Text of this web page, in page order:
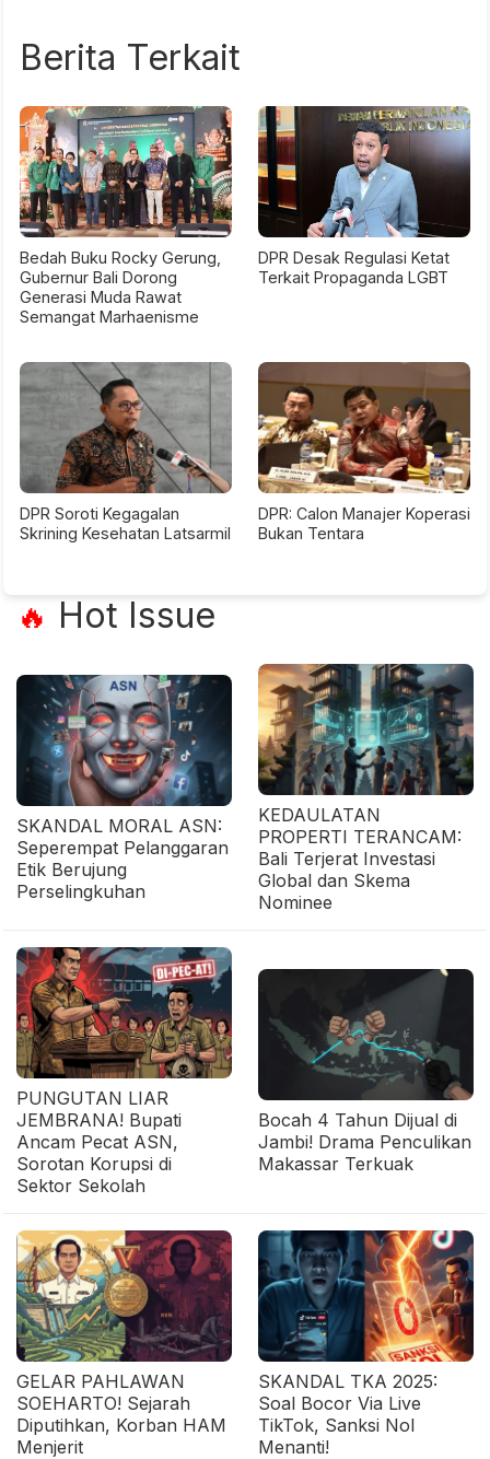
Berita Terkait
Bedah Buku Rocky Gerung,
Gubernur Bali Dorong
Generasi Muda Rawat
Semangat Marhaenisme
DPR Desak Regulasi Ketat
Terkait Propaganda LGBT
DPR Soroti Kegagalan
Skrining Kesehatan Latsarmil
DPR: Calon Manajer Koperasi
Bukan Tentara
🔥 Hot Issue
SKANDAL MORAL ASN:
Seperempat Pelanggaran
Etik Berujung
Perselingkuhan
KEDAULATAN
PROPERTI TERANCAM:
Bali Terjerat Investasi
Global dan Skema
Nominee
PUNGUTAN LIAR
JEMBRANA! Bupati
Ancam Pecat ASN,
Sorotan Korupsi di
Sektor Sekolah
Bocah 4 Tahun Dijual di
Jambi! Drama Penculikan
Makassar Terkuak
GELAR PAHLAWAN
SOEHARTO! Sejarah
Diputihkan, Korban HAM
Menjerit
SKANDAL TKA 2025:
Soal Bocor Via Live
TikTok, Sanksi Nol
Menanti!